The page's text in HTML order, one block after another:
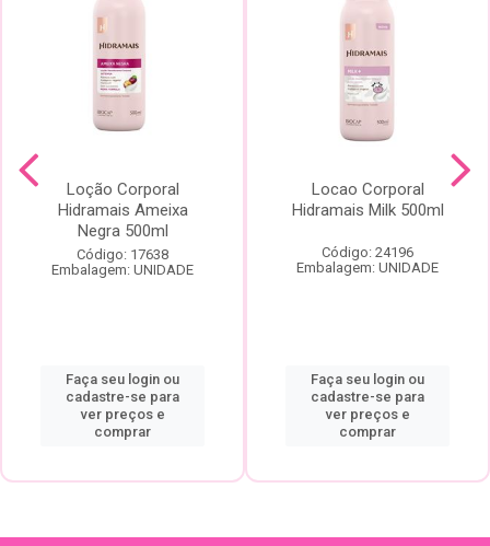
Loção Corporal
Hidramais Ameixa
Negra 500ml
Código: 17638
Embalagem: UNIDADE
Faça seu login ou
cadastre-se para
ver preços e
comprar
Locao Corporal
Hidramais Milk 500ml
Código: 24196
Embalagem: UNIDADE
Faça seu login ou
cadastre-se para
ver preços e
comprar